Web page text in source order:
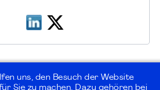
uns, den Besuch der Website
Sie zu machen. Dazu gehören bei